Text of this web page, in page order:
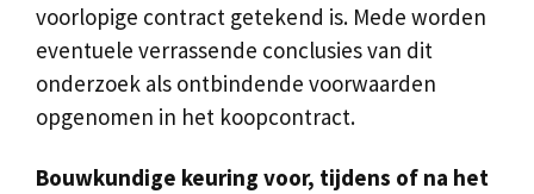
voorlopige contract getekend is. Mede worden
eventuele verrassende conclusies van dit
onderzoek als ontbindende voorwaarden
opgenomen in het koopcontract.
Bouwkundige keuring voor, tijdens of na het